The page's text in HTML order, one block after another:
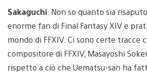
Sakaguchi: Non so quanto sia
enorme fan di Final Fantasy XIV e
mondo di FFXIV. Ci sono certe tracce
compositore di FFXIV, Masayoshi
rispetto a ciò che Uematsu-san ha